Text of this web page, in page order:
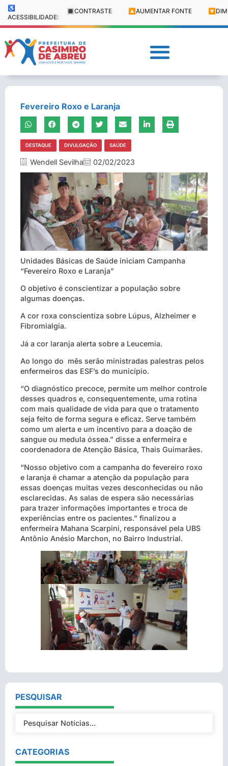
♿
ACESSIBILIDADE:
🔳 CONTRASTE 🔼 AUMENTAR FONTE 🔽
Fevereiro Roxo e Laranja
DESTAQUE DIVULGAÇÃO SAÚDE
Wendell Sevilha 02/02/2023
Unidades Básicas de Saúde iniciam Campanha
“Fevereiro Roxo e Laranja”
O objetivo é conscientizar a população sobre
algumas doenças.
A cor roxa conscientiza sobre Lúpus, Alzheimer e
Fibromialgia.
Já a cor laranja alerta sobre a Leucemia.
Ao longo do mês serão ministradas palestras pelos
enfermeiros das ESF’s do município.
“O diagnóstico precoce, permite um melhor controle
desses quadros e, consequentemente, uma rotina
com mais qualidade de vida para que o tratamento
seja feito de forma segura e eficaz. Serve também
como um alerta e um incentivo para a doação de
sangue ou medula óssea.” disse a enfermeira e
coordenadora de Atenção Básica, Thais Guimarães.
“Nosso objetivo com a campanha do fevereiro roxo
e laranja é chamar a atenção da população para
essas doenças muitas vezes desconhecidas ou não
esclarecidas. As salas de espera são necessárias
para trazer informações importantes e troca de
experiências entre os pacientes.” finalizou a
enfermeira Mahana Scarpini, responsável pela UBS
Antônio Anésio Marchon, no Bairro Industrial.
PESQUISAR
CATEGORIAS